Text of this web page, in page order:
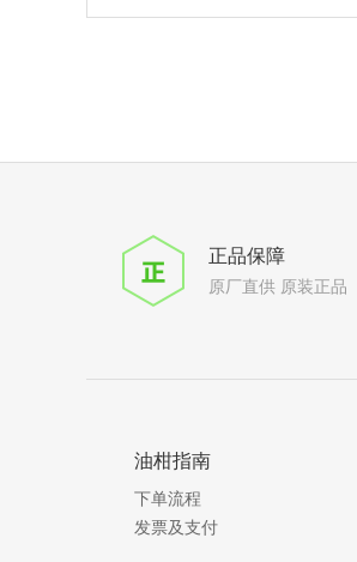
正品保障
原厂直供 原装正品
油柑指南
下单流程
发票及支付